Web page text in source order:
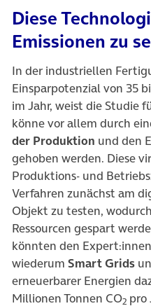
Diese
Emissionen zu
In der industriellen
Einsparpotenzial von 35
im Jahr, weist die Studie
könne vor allem durch
der Produktion und den
gehoben werden. Diese
Produktions- und
Verfahren zunächst am
Objekt zu testen,
Ressourcen gespart
könnten den
wiederum Smart Grids
erneuerbarer Energien
Millionen Tonnen CO2 pro